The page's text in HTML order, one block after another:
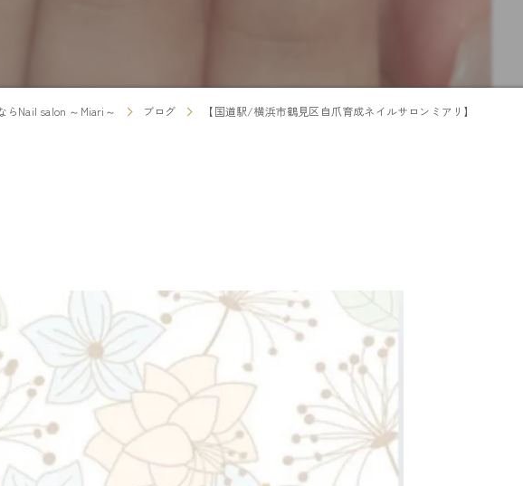
らNail salon ～Miari～ ブログ 【国道駅/横浜市鶴見区自爪育成ネイルサロンミアリ】